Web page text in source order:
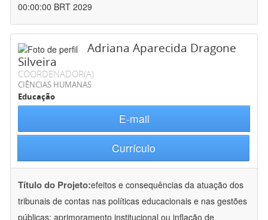
00:00:00 BRT 2029
Adriana Aparecida Dragone
Silveira
COORDENADOR(A)
CIÊNCIAS HUMANAS
Educação
E-mail
Currículo
Título do Projeto:efeitos e consequências da atuação dos
tribunais de contas nas políticas educacionais e nas gestões
públicas: aprimoramento institucional ou inflação de